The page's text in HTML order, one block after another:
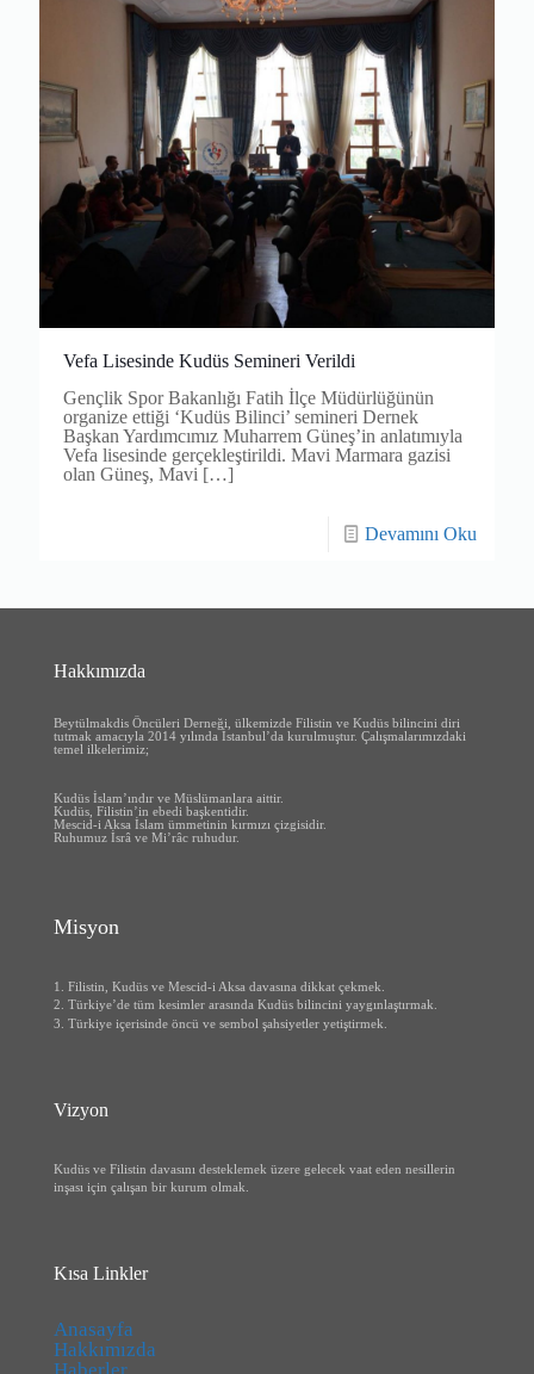
Vefa Lisesinde Kudüs Semineri Verildi
Gençlik Spor Bakanlığı Fatih İlçe Müdürlüğünün
organize ettiği ‘Kudüs Bilinci’ semineri Dernek
Başkan Yardımcımız Muharrem Güneş’in anlatımıyla
Vefa lisesinde gerçekleştirildi. Mavi Marmara gazisi
olan Güneş, Mavi […]
Devamını Oku
Hakkımızda
Beytülmakdis Öncüleri Derneği, ülkemizde Filistin ve Kudüs bilincini diri
tutmak amacıyla 2014 yılında İstanbul’da kurulmuştur. Çalışmalarımızdaki
temel ilkelerimiz;
Kudüs İslam’ındır ve Müslümanlara aittir.
Kudüs, Filistin’in ebedi başkentidir.
Mescid-i Aksa İslam ümmetinin kırmızı çizgisidir.
Ruhumuz İsrâ ve Mi’râc ruhudur.
Misyon
1. Filistin, Kudüs ve Mescid-i Aksa davasına dikkat çekmek.
2. Türkiye’de tüm kesimler arasında Kudüs bilincini yaygınlaştırmak.
3. Türkiye içerisinde öncü ve sembol şahsiyetler yetiştirmek.
Vizyon
Kudüs ve Filistin davasını desteklemek üzere gelecek vaat eden nesillerin
inşası için çalışan bir kurum olmak.
Kısa Linkler
Anasayfa
Hakkımızda